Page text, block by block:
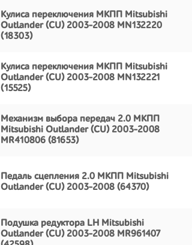
Кулиса переключения МКПП Mitsubishi
Outlander (CU) 2003-2008 MN132220
(18303)
Кулиса переключения МКПП Mitsubishi
Outlander (CU) 2003-2008 MN132221
(15525)
Механизм выбора передач 2.0 МКПП
Mitsubishi Outlander (CU) 2003-2008
MR410806 (81653)
Педаль сцепления 2.0 МКПП Mitsubishi
Outlander (CU) 2003-2008 (64370)
Подушка редуктора LH Mitsubishi
Outlander (CU) 2003-2008 MR961407